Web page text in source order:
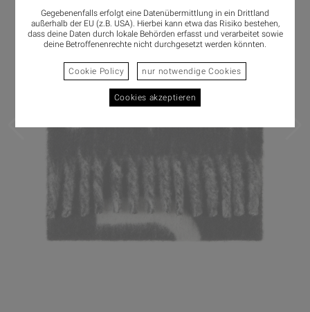
Gegebenenfalls erfolgt eine Datenübermittlung in ein Drittland
außerhalb der EU (z.B. USA). Hierbei kann etwa das Risiko bestehen,
dass deine Daten durch lokale Behörden erfasst und verarbeitet sowie
deine Betroffenenrechte nicht durchgesetzt werden könnten.
Cookie Policy nur notwendige Cookies
Cookies akzeptieren